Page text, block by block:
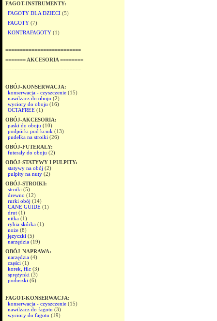
FAGOT-INSTRUMENTY:
FAGOTY DLA DZIECI (5)
FAGOTY (7)
KONTRAFAGOTY (1)
==========================
======= AKCESORIA ========
==========================
OBÓJ-KONSERWACJA:
konserwacja - czyszczenie (15)
nawilżacz do oboju (2)
wyciory do oboju (16)
OCTAFREE (1)
OBÓJ-AKCESORIA:
paski do oboju (10)
podpórki pod kciuk (13)
pudełka na stroiki (26)
OBÓJ-FUTERAŁY:
futerały do oboju (2)
OBÓJ-STATYWY I PULPITY:
statywy na obój (2)
pulpity na nuty (2)
OBÓJ-STROIKI:
stroiki (5)
drewno (12)
rurki obój (14)
CANE GUIDE (1)
drut (1)
nitka (1)
rybia skórka (1)
noże (8)
języczki (5)
narzędzia (19)
OBÓJ-NAPRAWA:
narzędzia (4)
części (1)
korek, filc (3)
sprężynki (3)
poduszki (6)
FAGOT-KONSERWACJA:
konserwacja - czyszczenie (15)
nawilżacz do fagotu (3)
wyciory do fagotu (19)